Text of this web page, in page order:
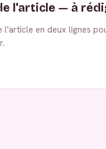
l'article — à
l'article en deux lignes